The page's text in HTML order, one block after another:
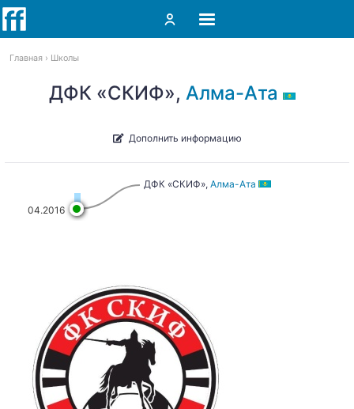
Главная Школы
ДФК «СКИФ», Алма-Ата
Дополнить информацию
04.2016
ДФК «СКИФ», Алма-Ата